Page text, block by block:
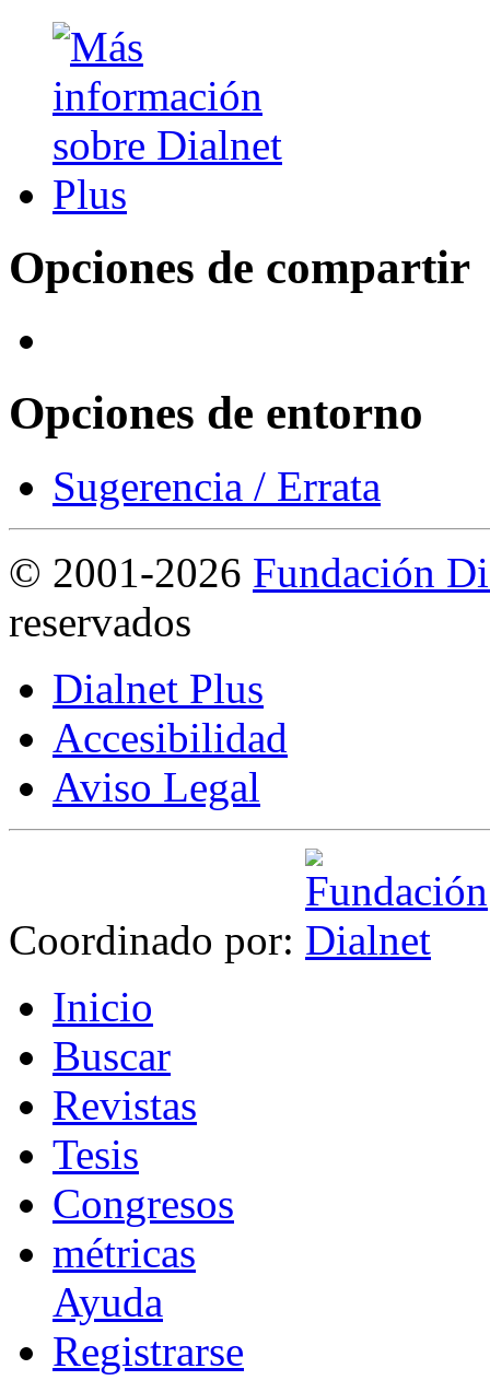
Opciones de compartir
Opciones de entorno
Sugerencia / Errata
© 2001-2026 Fundación
reservados
Dialnet Plus
Accesibilidad
Aviso Legal
Coordinado por:
Inicio
Buscar
Revistas
Tesis
Congresos
métricas
Ayuda
Registrarse